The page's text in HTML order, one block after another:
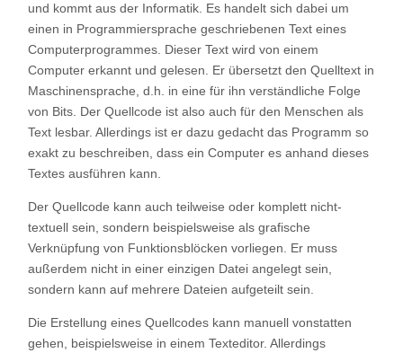
Bücher
Vorträge & Interviews
Manager & Initiator
consultig plus Unternehmensgruppe
IFTUS – Institut für Krisenprävention
Deutsches Forum für Kriminalprävention
und kommt aus der Informatik. Es handelt sich dabei um
einen in Programmiersprache geschriebenen Text eines
Computerprogrammes. Dieser Text wird von einem
Computer erkannt und gelesen. Er übersetzt den Quelltext in
Maschinensprache, d.h. in eine für ihn verständliche Folge
von Bits. Der Quellcode ist also auch für den Menschen als
Text lesbar. Allerdings ist er dazu gedacht das Programm so
exakt zu beschreiben, dass ein Computer es anhand dieses
Textes ausführen kann.
Der Quellcode kann auch teilweise oder komplett nicht-
textuell sein, sondern beispielsweise als grafische
Verknüpfung von Funktionsblöcken vorliegen. Er muss
außerdem nicht in einer einzigen Datei angelegt sein,
sondern kann auf mehrere Dateien aufgeteilt sein.
Die Erstellung eines Quellcodes kann manuell vonstatten
gehen, beispielsweise in einem Texteditor. Allerdings